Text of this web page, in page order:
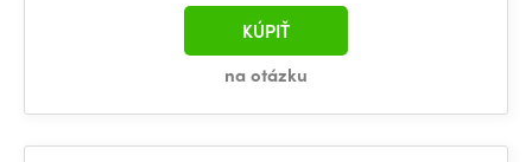
na otázku
KÚPIŤ